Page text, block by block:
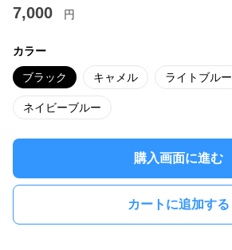
7,000 円
カラー
ブラック キャメル ライトブルー
ネイビーブルー
購入画面に進む
カートに追加する